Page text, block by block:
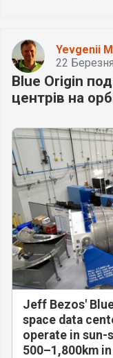
Yevgenii
22
Blue Origin
центрів на
Jeff Bezos'
space data
operate in sun-
500–1,800km